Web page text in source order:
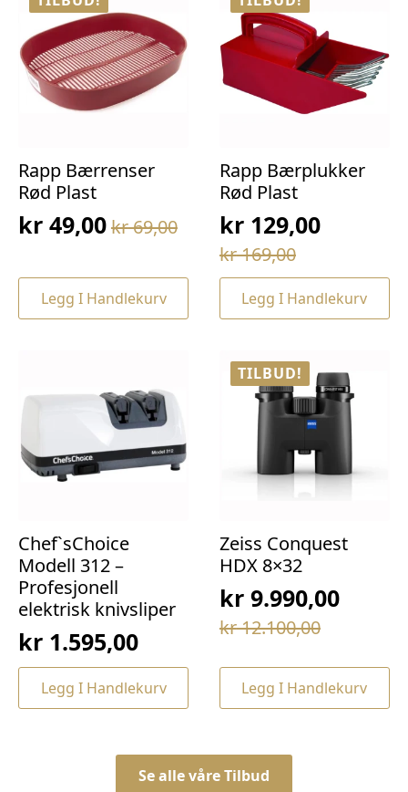
Rapp Bærrenser
Rød Plast
kr69,00
Opprinnelig
var:
kr 69,00.
kr 49,00
Nåværende
er:
kr 49,00.
Legg I Handlekurv
Rapp Bærplukker
Rød Plast
kr169,00
Opprinnelig
pris
var:
kr129,00
Nåværende
pris
er:Legg I Handlekurv
Chef`sChoice
Modell 312 –
Profesjonell
elektrisk knivsliper
kr 1.595,00
Legg I Handlekurv
TILBUD!
Zeiss Conquest
HDX 8×32
kr12.100,00
Opprinnelig
var:
kr 12.100,00.
kr9.990,00
Nåværende
er:
kr 9.990,00.
Legg I Handlekurv
Se alle våre Tilbud